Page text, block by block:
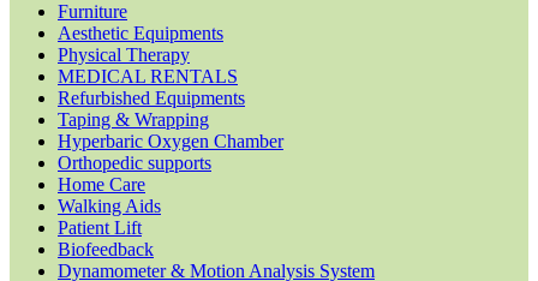
Furniture
Aesthetic Equipments
Physical Therapy
MEDICAL RENTALS
Refurbished Equipments
Taping & Wrapping
Hyperbaric Oxygen Chamber
Orthopedic supports
Home Care
Walking Aids
Patient Lift
Biofeedback
Dynamometer & Motion Analysis System